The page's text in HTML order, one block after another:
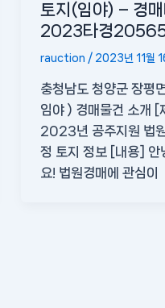
토지(임야) – 경
2023타경
rauction / 2023년 11월
충청남도 청양군 장평
임야 ) 경매물건 소개 [
2023년 공주지원 법
정 토지 정보 [내용] 안
요! 법원경매에 관심이